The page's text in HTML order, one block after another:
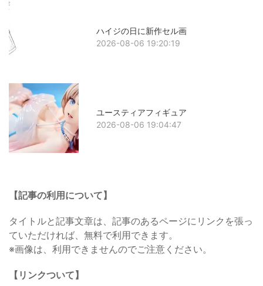
ハイジの日に新作セル画
2026-08-06 19:20:19
ユースティアフィギュア
2026-08-06 19:04:47
【記事の利用について】
タイトルと記事文章は、記事のあるページにリンクを張っ
ていただければ、無料で利用できます。
※画像は、利用できませんのでご注意ください。
【リンクついて】